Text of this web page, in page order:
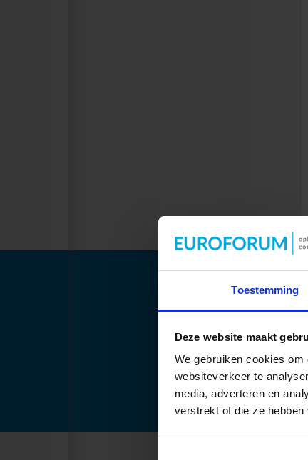
Toestemming
Deze website maakt
We gebruiken cookies
websiteverkeer te
media, adverteren en
verstrekt of die ze